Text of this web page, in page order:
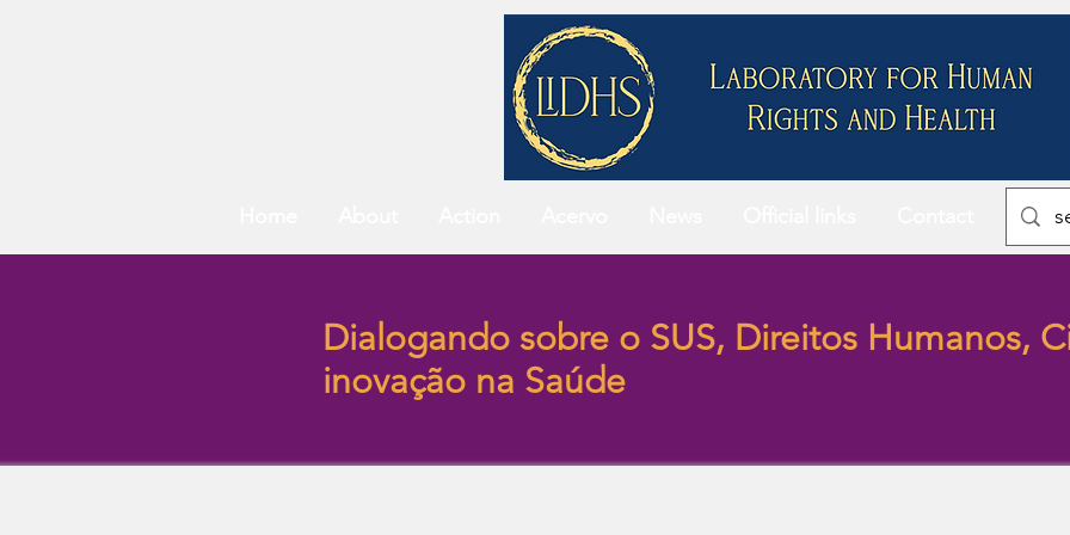
Dialogando sobre o SUS, Direitos Humanos,
inovação na Saúde